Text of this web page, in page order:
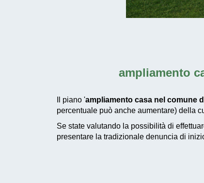
ampliamento
Il piano 'ampliamento casa nel comune
percentuale può anche aumentare) della
Se state valutando la possibilità di
presentare la tradizionale denuncia di